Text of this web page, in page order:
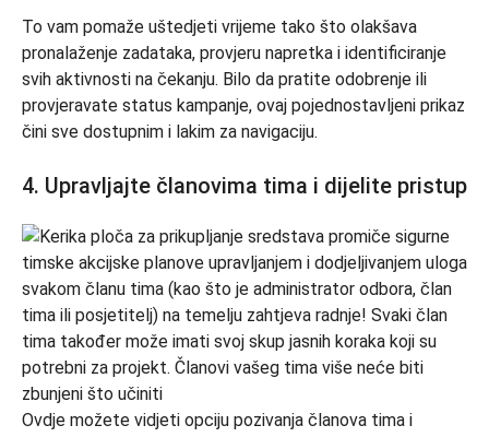
To vam pomaže uštedjeti vrijeme tako što olakšava
pronalaženje zadataka, provjeru napretka i identificiranje
svih aktivnosti na čekanju. Bilo da pratite odobrenje ili
provjeravate status kampanje, ovaj pojednostavljeni prikaz
čini sve dostupnim i lakim za navigaciju.
4. Upravljajte članovima tima i dijelite pristup
Ovdje možete vidjeti opciju pozivanja članova tima i